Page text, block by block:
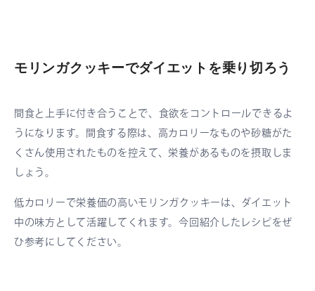
モリンガクッキーでダイエットを乗り切ろう
間食と上手に付き合うことで、食欲をコントロールできるよ
うになります。間食する際は、高カロリーなものや砂糖がた
くさん使用されたものを控えて、栄養があるものを摂取しま
しょう。
低カロリーで栄養価の高いモリンガクッキーは、ダイエット
中の味方として活躍してくれます。今回紹介したレシピをぜ
ひ参考にしてください。